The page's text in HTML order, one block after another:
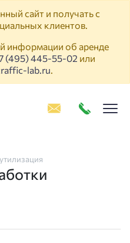
сайт и получать с
клиентов.
информации об аренде
(495) 445-55-02 или
lab.ru.